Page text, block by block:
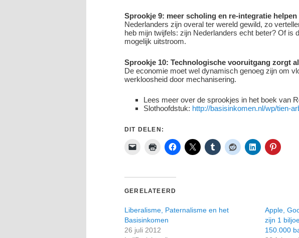
Sprookje 9: meer scholing en re-integratie helpen
Nederlanders zijn overal ter wereld gewild, zo
heb mijn twijfels: zijn Nederlanders echt beter? Of is
mogelijk uitstroom.
Sprookje 10: Technologische vooruitgang zorgt
De economie moet wel dynamisch genoeg zijn om
werkloosheid door mechanisering.
Lees meer over de sprookjes in het boek van
Slothoofdstuk: http://basisinkomen.nl/wp/tien-
DIT DELEN:
GERELATEERD
Liberalisme, Paternalisme en het
Basisinkomen
26 juli 2012
Apple,
zijn 1
150.000